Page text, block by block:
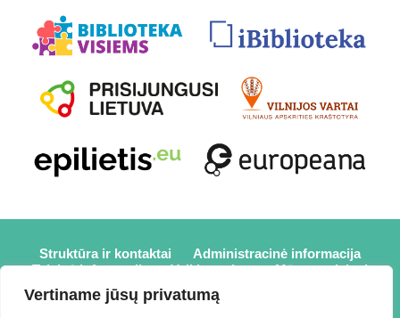
Vertiname jūsų privatumą
Struktūra ir kontaktai
Administracinė informacija
Teisinė informacija
Veiklos sritys
Mūsų projektai
Karjera
Partneriai
Prisijungti